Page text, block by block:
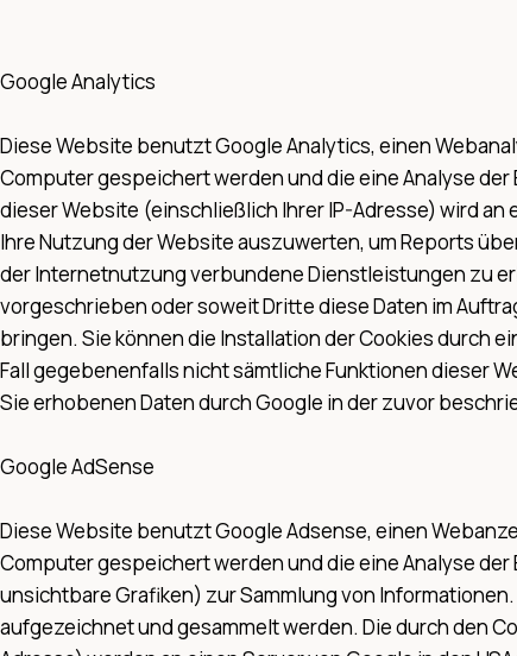
Google Analytics
Diese Website benutzt Google Analytics, einen
Computer gespeichert werden und die eine Analyse
dieser Website (einschließlich Ihrer IP-Adresse) wird
Ihre Nutzung der Website auszuwerten, um Reports
der Internetnutzung verbundene Dienstleistungen zu
vorgeschrieben oder soweit Dritte diese Daten im
bringen. Sie können die Installation der Cookies durch
Fall gegebenenfalls nicht sämtliche Funktionen dieser
Sie erhobenen Daten durch Google in der zuvor
Google AdSense
Diese Website benutzt Google Adsense, einen
Computer gespeichert werden und die eine Analyse
unsichtbare Grafiken) zur Sammlung von
aufgezeichnet und gesammelt werden. Die durch den